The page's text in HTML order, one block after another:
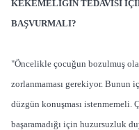
KEKEMELİĞİN TEDAVİSİ
BAŞVURMALI?
"Öncelikle çocuğun bozulmuş
zorlanmaması gerekiyor. Bunun
düzgün konuşması istenmemeli.
başaramadığı için huzursuzluk